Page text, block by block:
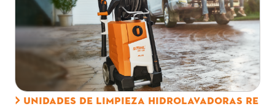
UNIDADES DE LIMPIEZA HIDROLAVADORAS RE